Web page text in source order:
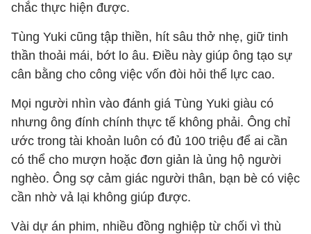
chắc thực hiện được.
Tùng Yuki cũng tập thiền, hít sâu thở nhẹ, giữ tinh
thần thoải mái, bớt lo âu. Điều này giúp ông tạo sự
cân bằng cho công việc vốn đòi hỏi thể lực cao.
Mọi người nhìn vào đánh giá Tùng Yuki giàu có
nhưng ông đính chính thực tế không phải. Ông chỉ
ước trong tài khoản luôn có đủ 100 triệu để ai cần
có thể cho mượn hoặc đơn giản là ủng hộ người
nghèo. Ông sợ cảm giác người thân, bạn bè có việc
cần nhờ vả lại không giúp được.
Vài dự án phim, nhiều đồng nghiệp từ chối vì thù